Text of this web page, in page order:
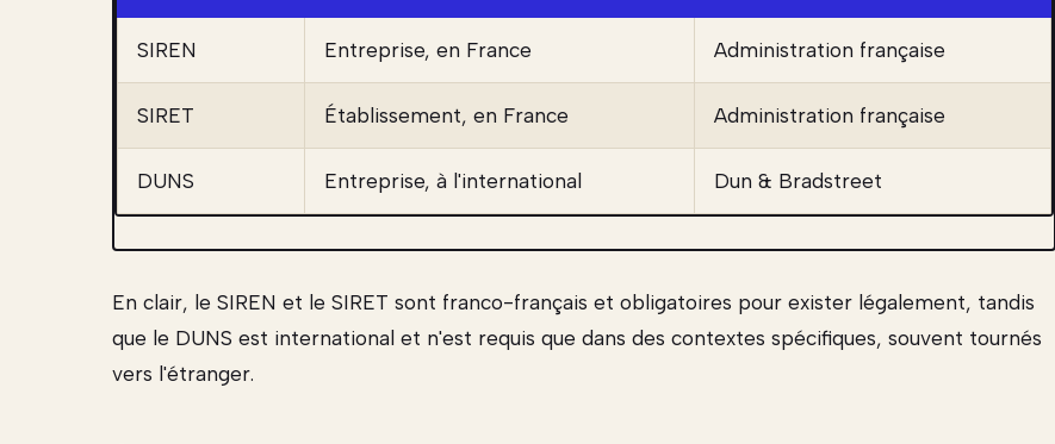
SIREN Entreprise, en France Administration française
SIRET Établissement, en France Administration française
DUNS Entreprise, à l'international Dun & Bradstreet
En clair, le SIREN et le SIRET sont franco-français et obligatoires pour exister légalement, tandis
que le DUNS est international et n'est requis que dans des contextes spécifiques, souvent tournés
vers l'étranger.